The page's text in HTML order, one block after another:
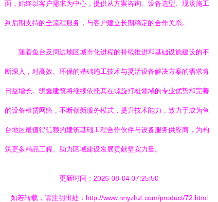
面，始终以客户需求为中心，提供从方案咨询、设备选型、现场施工
到后期支持的全流程服务，与客户建立长期稳定的合作关系。
随着鱼台及周边地区城市化进程的持续推进和基础设施建设的不
断深入，对高效、环保的基础施工技术与灵活设备解决方案的需求将
日益增长。骐鑫建筑将继续依托其在螺旋打桩领域的专业优势和完善
的设备租赁网络，不断创新服务模式，提升技术能力，致力于成为鱼
台地区最值得信赖的建筑基础工程合作伙伴与设备服务供应商，为构
筑更多精品工程、助力区域建设发展贡献坚实力量。
更新时间：2026-08-04 07:25:50
如若转载，请注明出处：http://www.nnyzhzl.com/product/72.html